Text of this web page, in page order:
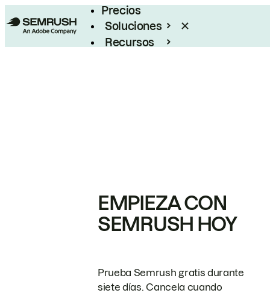
Precios
Soluciones
Recursos
EMPIEZA CON
SEMRUSH HOY
Prueba Semrush gratis durante
siete días. Cancela cuando